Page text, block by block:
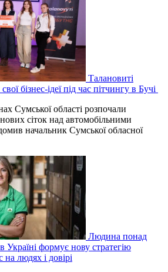
Талановиті
бізнес-ідеї під час пітчингу в Бучі
Сумської області розпочали
сіток над автомобільними
начальник Сумської обласної
Людина понад
формує нову стратегію
людях і довірі